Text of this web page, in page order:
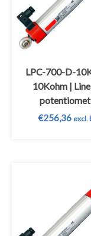
LPC-700-D-
10Kohm |
€256,36 excl.